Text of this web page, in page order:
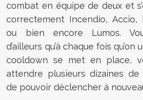
combat en équipe de deux et
correctement Incendio, Accio,
ou bien encore Lumos.
d’ailleurs qu’à chaque fois
cooldown se met en place,
attendre plusieurs dizaines de
de pouvoir déclencher à